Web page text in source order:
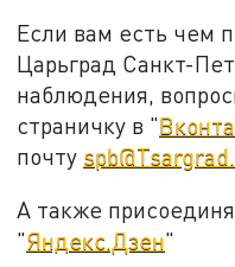
Если вам есть чем
Царьград Санкт-
наблюдения,
страничку в "
почту
А также
"Яндекс.Дзен"